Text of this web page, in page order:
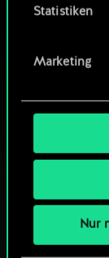
um das
Statistiken
Marketing
Nur
WIE